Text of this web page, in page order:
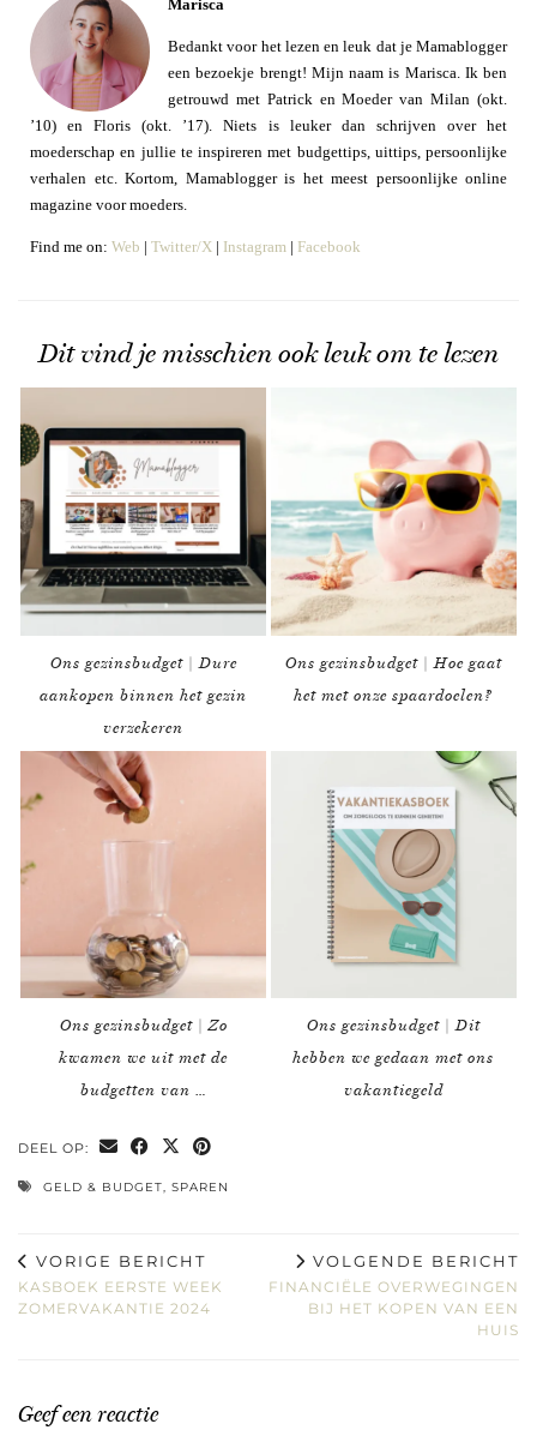
Marisca
Bedankt voor het lezen en leuk dat je Mamablogger
een bezoekje brengt! Mijn naam is Marisca. Ik ben
getrouwd met Patrick en Moeder van Milan (okt.
’10) en Floris (okt. ’17). Niets is leuker dan schrijven over het
moederschap en jullie te inspireren met budgettips, uittips, persoonlijke
verhalen etc. Kortom, Mamablogger is het meest persoonlijke online
magazine voor moeders.
Find me on: Web | Twitter/X | Instagram | Facebook
Dit vind je misschien ook leuk om te lezen
Ons gezinsbudget | Dure
aankopen binnen het gezin
verzekeren
Ons gezinsbudget | Hoe gaat
het met onze spaardoelen?
Ons gezinsbudget | Zo
kwamen we uit met de
budgetten van …
Ons gezinsbudget | Dit
hebben we gedaan met ons
vakantiegeld
DEEL OP:
GELD & BUDGET, SPAREN
VORIGE BERICHT
KASBOEK EERSTE WEEK
ZOMERVAKANTIE 2024
VOLGENDE BERICHT
FINANCIËLE OVERWEGINGEN
BIJ HET KOPEN VAN EEN
HUIS
Geef een reactie